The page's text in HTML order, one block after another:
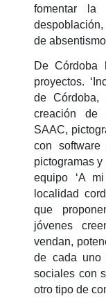
fomentar la
de
De Córdoba
proyectos.
de Córdoba,
creación de
SAAC,
con software
pictogramas
equipo ‘A
localidad
que
jóvenes
vendan,
de cada uno
sociales con
otro tipo de